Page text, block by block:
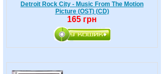
Detroit Rock City - Music From The Motion
Picture (OST) (CD)
165 грн